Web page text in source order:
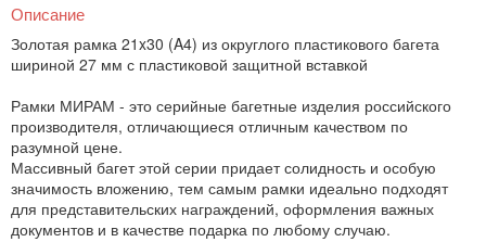
Описание
Золотая рамка 21x30 (A4) из округлого пластикового багета
шириной 27 мм с пластиковой защитной вставкой
Рамки МИРАМ - это серийные багетные изделия российского
производителя, отличающиеся отличным качеством по
разумной цене.
Массивный багет этой серии придает солидность и особую
значимость вложению, тем самым рамки идеально подходят
для представительских награждений, оформления важных
документов и в качестве подарка по любому случаю.